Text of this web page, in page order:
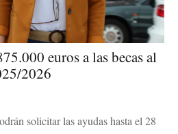
euros a las becas al
2026
solicitar las ayudas hasta el 28